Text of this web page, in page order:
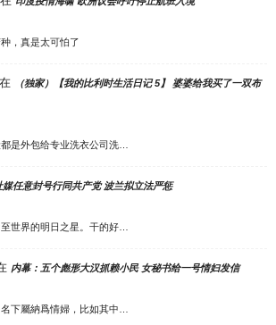
，真是太可怕了
（独家）【我的比利时生活日记 5】 婆婆给我买了一双布
是外包给专业洗衣公司洗…
媒任意封号行同共产党 波兰拟立法严惩
世界的明日之星。干的好…
内幕：五个彪形大汉抓赖小民 女秘书给一号情妇发信
下屬納爲情婦，比如其中…